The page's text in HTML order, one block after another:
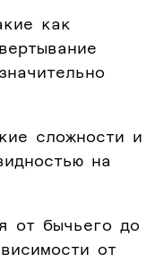
как
сложности и
на
от бычьего до
от